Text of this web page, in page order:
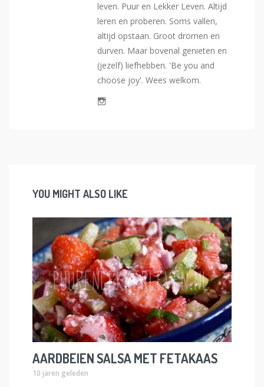
leven. Puur en Lekker Leven. Altijd
leren en proberen. Soms vallen,
altijd opstaan. Groot dromen en
durven. Maar bovenal genieten en
(jezelf) liefhebben. 'Be you and
choose joy'. Wees welkom.
YOU MIGHT ALSO LIKE
AARDBEIEN SALSA MET FETAKAAS
10 jaren geleden